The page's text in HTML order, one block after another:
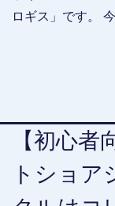
ロギス」です。
【初心者
トショア